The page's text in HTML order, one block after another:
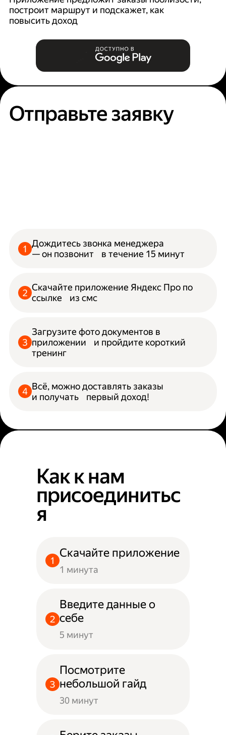
построит маршрут и подскажет, как
повысить доход
Отправьте заявку
Дождитесь звонка менеджера
— он позвонит в течение 15 минут
Скачайте приложение Яндекс Про по
ссылке из смс
Загрузите фото документов в
приложении и пройдите короткий
тренинг
Всё, можно доставлять заказы
и получать первый доход!
Как к нам
присоединитьс
я
Скачайте приложение
1 минута
Введите данные о
себе
5 минут
Посмотрите
небольшой гайд
30 минут